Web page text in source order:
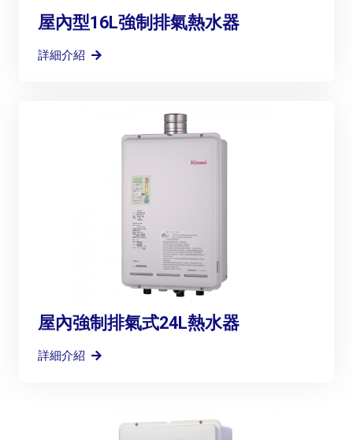
屋內型16L強制排氣熱水器
詳細介紹
屋內強制排氣式24L熱水器
詳細介紹